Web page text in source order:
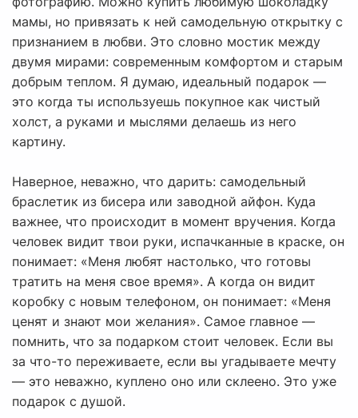
мамы, но привязать к ней самодельную открытку с
признанием в любви. Это словно мостик между
двумя мирами: современным комфортом и старым
добрым теплом. Я думаю, идеальный подарок —
это когда ты используешь покупное как чистый
холст, а руками и мыслями делаешь из него
картину.
Наверное, неважно, что дарить: самодельный
браслетик из бисера или заводной айфон. Куда
важнее, что происходит в момент вручения. Когда
человек видит твои руки, испачканные в краске, он
понимает: «Меня любят настолько, что готовы
тратить на меня свое время». А когда он видит
коробку с новым телефоном, он понимает: «Меня
ценят и знают мои желания». Самое главное —
помнить, что за подарком стоит человек. Если вы
за что-то переживаете, если вы угадываете мечту
— это неважно, куплено оно или склеено. Это уже
подарок с душой.